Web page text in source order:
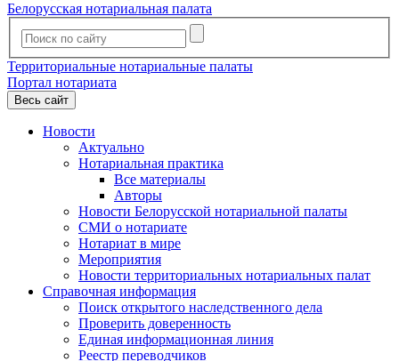
Белорусская нотариальная палата
Территориальные нотариальные палаты
Портал нотариата
Весь сайт
Новости
Актуально
Нотариальная практика
Все материалы
Авторы
Новости Белорусской нотариальной палаты
СМИ о нотариате
Нотариат в мире
Мероприятия
Новости территориальных нотариальных палат
Справочная информация
Поиск открытого наследственного дела
Проверить доверенность
Единая информационная линия
Реестр переводчиков